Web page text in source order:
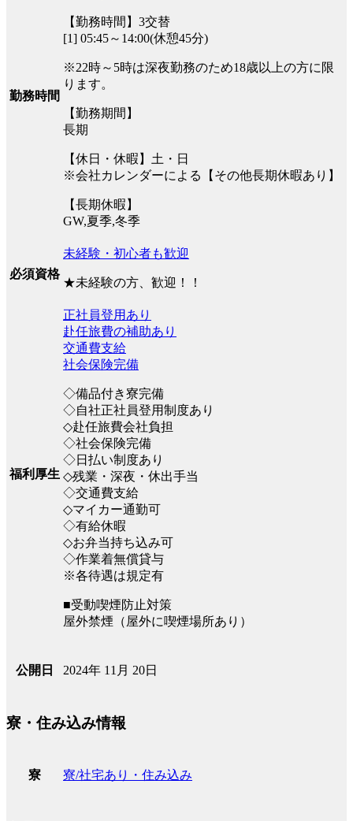
勤務時間
【勤務時間】3交替
[1] 05:45～14:00(休憩45分)
※22時～5時は深夜勤務のため18歳以上の方に限
ります。
【勤務期間】
長期
【休日・休暇】土・日
※会社カレンダーによる【その他長期休暇あり】
【長期休暇】
GW,夏季,冬季
必須資格
未経験・初心者も歓迎
★未経験の方、歓迎！！
福利厚生
正社員登用あり
赴任旅費の補助あり
交通費支給
社会保険完備
◇備品付き寮完備
◇自社正社員登用制度あり
◇赴任旅費会社負担
◇社会保険完備
◇日払い制度あり
◇残業・深夜・休出手当
◇交通費支給
◇マイカー通勤可
◇有給休暇
◇お弁当持ち込み可
◇作業着無償貸与
※各待遇は規定有
■受動喫煙防止対策
屋外禁煙（屋外に喫煙場所あり）
公開日 2024年 11月 20日
寮・住み込み情報
寮 寮/社宅あり・住み込み